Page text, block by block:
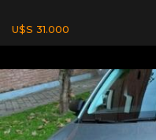
U$S 31.000